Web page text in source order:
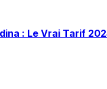
: Le Vrai Tarif